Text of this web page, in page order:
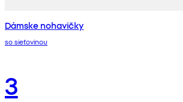
Dámske nohavičky
so sieťovinou
3